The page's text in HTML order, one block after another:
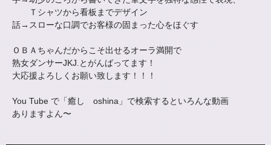
Ｔシャツから看板までデザイン
話→スローな口調でお客様の固まった心をほぐす
ＯＢＡちゃんだからこそ出せるオーラ満開で
熟女ダンサーJKJ.とがんばってます！
大応援よろしくお願い致します！！！
You Tube で「癒し oshina」で検索するといろんな動画
ありますよん〜